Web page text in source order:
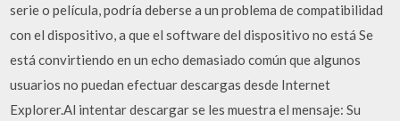
serie o película, podría deberse a un problema de compatibilidad
con el dispositivo, a que el software del dispositivo no está Se
está convirtiendo en un echo demasiado común que algunos
usuarios no puedan efectuar descargas desde Internet
Explorer.Al intentar descargar se les muestra el mensaje: Su